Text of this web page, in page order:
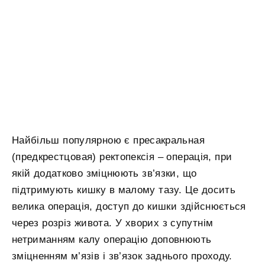
Найбільш популярною є пресакральная
(предкрестцовая) ректопексія – операція, при
якій додатково зміцнюють зв’язки, що
підтримують кишку в малому тазу. Це досить
велика операція, доступ до кишки здійснюється
через розріз живота. У хворих з супутнім
нетриманням калу операцію доповнюють
зміцненням м’язів і зв’язок заднього проходу.